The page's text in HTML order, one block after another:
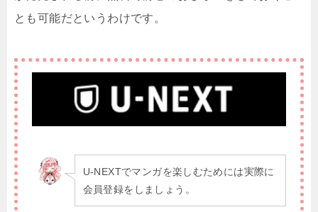
とも可能だというわけです。
U-NEXTでマンガを楽しむためには実際に
会員登録をしましょう。